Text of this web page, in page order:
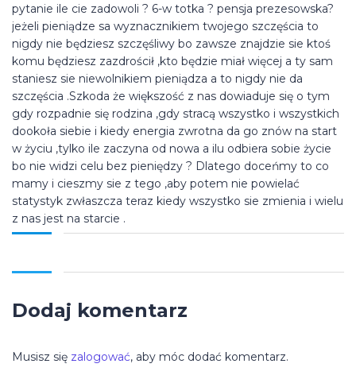
pytanie ile cie zadowoli ? 6-w totka ? pensja prezesowska?
jeżeli pieniądze sa wyznacznikiem twojego szczęścia to
nigdy nie będziesz szczęśliwy bo zawsze znajdzie sie ktoś
komu będziesz zazdrościł ,kto będzie miał więcej a ty sam
staniesz sie niewolnikiem pieniądza a to nigdy nie da
szczęścia .Szkoda że większość z nas dowiaduje się o tym
gdy rozpadnie się rodzina ,gdy stracą wszystko i wszystkich
dookoła siebie i kiedy energia zwrotna da go znów na start
w życiu ,tylko ile zaczyna od nowa a ilu odbiera sobie życie
bo nie widzi celu bez pieniędzy ? Dlatego doceńmy to co
mamy i cieszmy sie z tego ,aby potem nie powielać
statystyk zwłaszcza teraz kiedy wszystko sie zmienia i wielu
z nas jest na starcie .
Dodaj komentarz
Musisz się zalogować, aby móc dodać komentarz.